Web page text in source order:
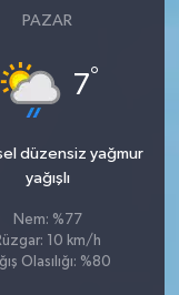
PAZAR
7°
düzensiz yağmur
yağışlı
Nem: %77
10 km/h
Olasılığı: %80